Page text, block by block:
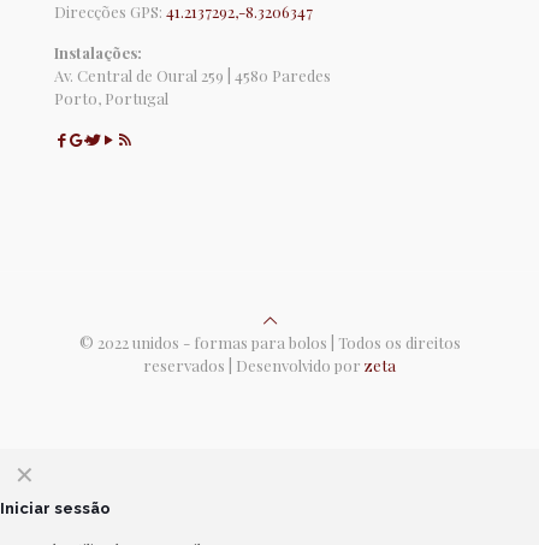
Direcções GPS: 41.2137292,-8.3206347
Instalações:
Av. Central de Oural 259 | 4580 Paredes
Porto, Portugal
© 2022 unidos - formas para bolos | Todos os direitos
reservados | Desenvolvido por zeta
✕
Iniciar sessão